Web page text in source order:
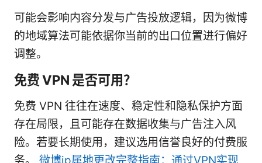
可能会影响内容分发与广告投放逻辑，因为微博
的地域算法可能依据你当前的出口位置进行偏好
调整。
免费 VPN 是否可用？
免费 VPN 往往在速度、稳定性和隐私保护方面
存在局限，且可能存在数据收集与广告注入风
险。若要长期使用，建议选用信誉良好的付费服
务。 微博ip属地更改完整指南：通过VPN实现